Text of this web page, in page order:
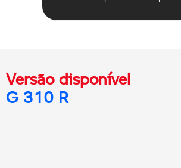
Versão disponível
G 310 R